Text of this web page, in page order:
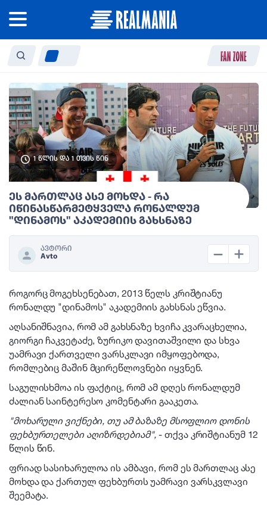
1 წლის და 1 თვის წინ
ეს მართლაც ასე მოხდა - რა
იწინასწარმეტყველა რონალდუმ
"დინამოს" აკადემიის გახსნაზე
ავტორი
Avto
როგორც მოგეხსენებათ, 2013 წელს კრიშტიანუ
რონალდუ "დინამოს" აკადემიის გახსნას ეწვია.
აღსანიშნავია, რომ ამ გახსნაზე ხვიჩა კვარაცხელია,
გიორგი ჩაკვეტაძე, ზურიკო დავითაშვილი და სხვა
უამრავი ქართველი ვარსკლავი იმყოფებოდა,
რომლებიც მაშინ მცირეწლოვნები იყვნენ.
საგულისხმოა ის ფაქტიც, რომ ამ დღეს რონალდუმ
ძალიან საინტერესო კომენტარი გააკეთა.
"მოხარული ვიქნები, თუ ამ ბაზაზე მსოფლიო დონის
ფეხბურთელები აღიზრდებიამ", - თქვა კრიშტიანუმ 12
წლის წინ.
ფრიად სასიხარულოა ის ამბავი, რომ ეს მართლაც ასე
მოხდა და ქართულ ფეხბურთს უამრავი ვარსკვლავი
შეემატა.